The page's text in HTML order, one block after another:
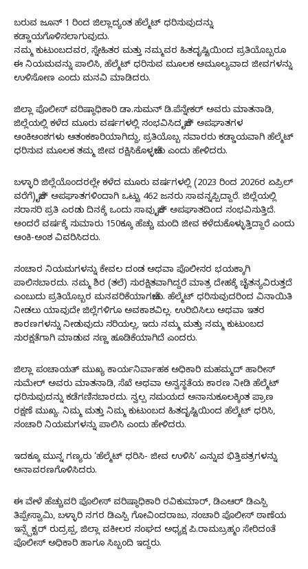
ಬರುವ ಜೂನ್ 1 ರಿಂದ ಜಿಲ್ಲಾದ್ಯಂತ ಹೆಲ್ಮೆಟ್ ಧರಿಸುವುದನ್ನು
ಕಡ್ಡಾಯಗೊಳಿಸಲಾಗುವುದು.
ನಮ್ಮ ಕುಟುಂಬದವರ, ಸ್ನೇಹಿತರ ಮತ್ತು ನಮ್ಮವರ ಹಿತದೃಷ್ಟಿಯಿಂದ ಪ್ರತಿಯೊಬ್ಬರೂ
ಈ ನಿಯಮವನ್ನು ಪಾಲಿಸಿ, ಹೆಲ್ಮೆಟ್ ಧರಿಸುವ ಮೂಲಕ ಅಮೂಲ್ಯವಾದ ಜೀವಗಳನ್ನು
ಉಳಿಸೋಣ ಎಂದು ಮನವಿ ಮಾಡಿದರು.
ಜಿಲ್ಲಾ ಪೊಲೀಸ್ ವರಿಷ್ಠಾಧಿಕಾರಿ ಡಾ.ಸುಮನ್ ಡಿ.ಪೆನ್ನೇಕರ್ ಅವರು ಮಾತನಾಡಿ,
ಜಿಲ್ಲೆಯಲ್ಲಿ ಕಳೆದ ಮೂರು ವರ್ಷಗಳಲ್ಲಿ ಸಂಭವಿಸಿದ ಬೈಕ್ ಅಪಘಾತಗಳ
ಅಂಕಿಅಂಶಗಳು ಆತಂಕಕಾರಿಯಾಗಿದ್ದು, ಪ್ರತಿಯೊಬ್ಬ ಸವಾರರು ಕಡ್ಡಾಯವಾಗಿ ಹೆಲ್ಮೆಟ್
ಧರಿಸುವ ಮೂಲಕ ತಮ್ಮ ಜೀವ ರಕ್ಷಿಸಿಕೊಳ್ಳಬೇಕು ಎಂದು ಹೇಳಿದರು.
ಬಳ್ಳಾರಿ ಜಿಲ್ಲೆಯೊಂದರಲ್ಲೇ ಕಳೆದ ಮೂರು ವರ್ಷಗಳಲ್ಲಿ (2023 ರಿಂದ 2026ರ ಏಪ್ರಿಲ್
ವರೆಗೆ) ಬೈಕ್ ಅಪಘಾತಗಳಿಂದಾಗಿ ಒಟ್ಟು 462 ಜನರು ಸಾವನ್ನಪ್ಪಿದ್ದಾರೆ. ಜಿಲ್ಲೆಯಲ್ಲಿ
ಸರಾಸರಿ ಪ್ರತಿ ಎರಡು ದಿನಕ್ಕೆ ಒಂದು ಸಾವು ಬೈಕ್ ಅಪಘಾತದಿಂದ ಸಂಭವಿಸುತ್ತಿದೆ.
ಅಂದರೆ ವರ್ಷಕ್ಕೆ ಸುಮಾರು 150ಕ್ಕೂ ಹೆಚ್ಚು ಮಂದಿ ಜೀವ ಕಳೆದುಕೊಳ್ಳುತ್ತಿದ್ದಾರೆ ಎಂದು
ಅಂಕಿ-ಅಂಶ ವಿವರಿಸಿದರು.
ಸಂಚಾರ ನಿಯಮಗಳನ್ನು ಕೇವಲ ದಂಡ ಅಥವಾ ಪೊಲೀಸರ ಭಯಕ್ಕಾಗಿ
ಪಾಲಿಸಬಾರದು. ನಮ್ಮ ಶಿರ (ತಲೆ) ಸುರಕ್ಷಿತವಾಗಿದ್ದರೆ ಮಾತ್ರ ದೇಹಕ್ಕೆ ಚೈತನ್ಯವಿರುತ್ತದೆ
ಎಂಬುದು ಪ್ರತಿಯೊಬ್ಬರ ಮನವರಿಕೆಯಾಗಬೇಕು. ಹೆಲ್ಮೆಟ್ ಧರಿಸುವುದರಿಂದ ವಿನಾಯಿತಿ
ನೀಡಲು ಯಾವುದೇ ಜಿಲ್ಲೆಗಳಿಗೂ ಅವಕಾಶವಿಲ್ಲ. ಉರಿಬಿಸಿಲು ಅಥವಾ ಇತರ
ಕಾರಣಗಳನ್ನು ನೀಡುವುದು ಸರಿಯಲ್ಲ, ಇದು ನಮ್ಮ ಮತ್ತು ನಮ್ಮ ಕುಟುಂಬದ
ಸುರಕ್ಷತೆಗಾಗಿ ಮಾಡುವ ಸಣ್ಣ ಹೂಡಿಕೆಯಾಗಿದೆ ಎಂದರು.
ಜಿಲ್ಲಾ ಪಂಚಾಯತ್ ಮುಖ್ಯ ಕಾರ್ಯನಿರ್ವಾಹಕ ಅಧಿಕಾರಿ ಮಹಮ್ಮದ್ ಹಾರೀಸ್
ಸುಮೇರ್ ಅವರು ಮಾತನಾಡಿ, ಸೆಖೆ ಅಥವಾ ಅಸ್ವಸ್ಥತೆಯ ಕಾರಣ ನೀಡಿ ಹೆಲ್ಮೆಟ್
ಧರಿಸುವುದನ್ನು ಕಡೆಗಣಿಸಬಾರದು. ಸ್ವಲ್ಪ ಸಮಯದ ಅನಾನುಕೂಲಕ್ಕಿಂತ ಪ್ರಾಣ
ರಕ್ಷಣೆ ಮುಖ್ಯ. ನಿಮ್ಮ ಮತ್ತು ನಿಮ್ಮ ಕುಟುಂಬದ ಹಿತದೃಷ್ಟಿಯಿಂದ ಹೆಲ್ಮೆಟ್ ಧರಿಸಿ,
ಸಂಚಾರಿ ನಿಯಮಗಳನ್ನು ಪಾಲಿಸಿ ಎಂದು ಹೇಳಿದರು.
ಇದಕ್ಕೂ ಮುನ್ನ ಗಣ್ಯರು ‘ಹೆಲ್ಮೆಟ್ ಧರಿಸಿ- ಜೀವ ಉಳಿಸಿ’ ಎನ್ನುವ ಭಿತ್ತಿಪತ್ರಗಳನ್ನು
ಅನಾವರಣಗೊಳಿಸಿದರು.
ಈ ವೇಳೆ ಹೆಚ್ಚುವರಿ ಪೊಲೀಸ್ ವರಿಷ್ಠಾಧಿಕಾರಿ ರವಿಕುಮಾರ್, ಡಿಎಆರ್ ಡಿಎಸ್ಪಿ
ತಿಪ್ಪೇಸ್ವಾಮಿ, ಬಳ್ಳಾರಿ ನಗರ ಡಿಎಸ್ಪಿ ಗೋವಿಂದರಾಜು, ಸಂಚಾರಿ ಪೊಲೀಸ್ ಠಾಣೆಯ
ಇನ್ಸ್ಪೆಕ್ಟರ್ ರುದ್ರಪ್ಪ, ಜಿಲ್ಲಾ ವಕೀಲರ ಸಂಘದ ಅಧ್ಯಕ್ಷ ಪಿ.ರಾಮಬ್ರಹ್ಮಂ ಸೇರಿದಂತೆ
ಪೊಲೀಸ್ ಅಧಿಕಾರಿ ಹಾಗೂ ಸಿಬ್ಬಂದಿ ಇದ್ದರು.